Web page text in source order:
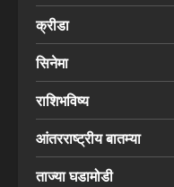
क्रीडा
सिनेमा
राशिभविष्य
आंतरराष्ट्रीय बातम्या
ताज्या घडामोडी